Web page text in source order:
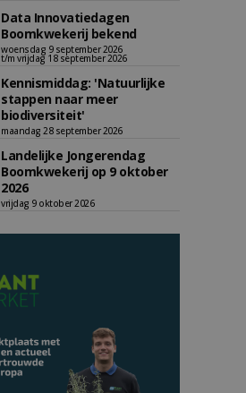
Data Innovatiedagen
Boomkwekerij bekend
woensdag 9 september 2026
t/m vrijdag 18 september 2026
Kennismiddag: 'Natuurlijke
stappen naar meer
biodiversiteit'
maandag 28 september 2026
Landelijke Jongerendag
Boomkwekerij op 9 oktober
2026
vrijdag 9 oktober 2026